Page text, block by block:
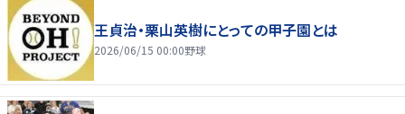
王貞治・栗山英樹にとっての甲子園とは
2026/06/15 00:00野球